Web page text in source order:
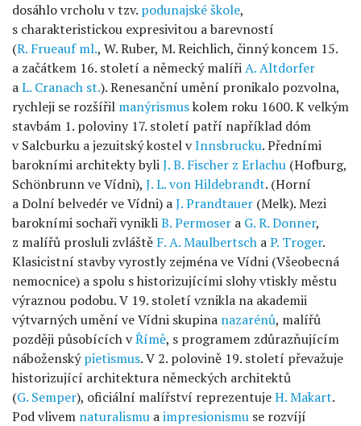
dosáhlo vrcholu v tzv. podunajské škole,
s charakteristickou expresivitou a barevností
(R. Frueauf ml., W. Ruber, M. Reichlich, činný koncem 15.
a začátkem 16. století a německý malířiA. Altdorfer
aL. Cranach st.). Renesanční umění pronikalo pozvolna,
rychleji se rozšířil manýrismuskolem roku 1600. K velkým
stavbám 1. poloviny 17. století patří například dóm
v Salcburku a jezuitský kostel vInnsbrucku. Předními
barokními architekty byliJ. B. Fischer z Erlachu (Hofburg,
Schönbrunn ve Vídni), J. L. von Hildebrandt. (Horní
a Dolní belvedér ve Vídni) aJ. Prandtauer (Melk). Mezi
barokními sochaři vynikliB. Permoser a G. R. Donner,
z malířů prosluli zvláště F. A. Maulbertsch aP. Troger.
Klasicistní stavby vyrostly zejména ve Vídni (Všeobecná
nemocnice) a spolu s historizujícími slohy vtiskly městu
výraznou podobu. V 19. století vznikla na akademii
výtvarných umění ve Vídni skupina nazarénů, malířů
později působících vŘímě, s programem zdůrazňujícím
náboženskýpietismus. V 2. polovině 19. století převažuje
historizující architektura německých architektů
(G. Semper), oficiální malířství reprezentujeH. Makart.
Pod vlivem naturalismu aimpresionismu se rozvíjí